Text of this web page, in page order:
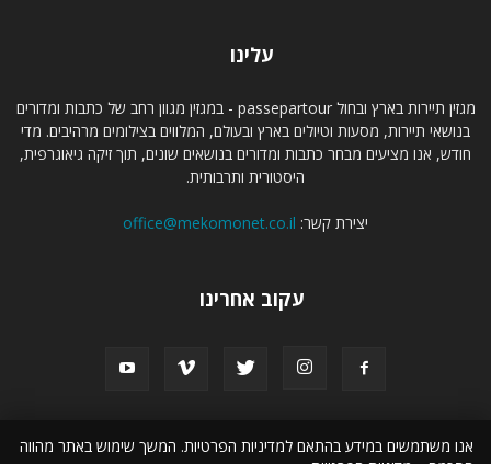
עלינו
מגזין תיירות בארץ ובחול passepartour - במגזין מגוון רחב של כתבות ומדורים
בנושאי תיירות, מסעות וטיולים בארץ ובעולם, המלווים בצילומים מרהיבים. מדי
חודש, אנו מציעים מבחר כתבות ומדורים בנושאים שונים, תוך זיקה גיאוגרפית,
היסטורית ותרבותית.
יצירת קשר: office@mekomonet.co.il
עקוב אחרינו
תמיכה פרסמו אצלנו קבוצת מקומונט מחפשים כותבים
טיול לסלוניקי
אנו משתמשים במידע בהתאם למדיניות הפרטיות. המשך שימוש באתר מהווה